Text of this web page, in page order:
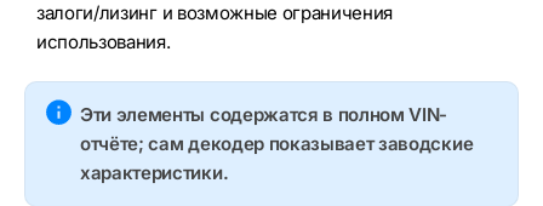
залоги/лизинг и возможные ограничения
использования.
Эти элементы содержатся в полном VIN-
отчёте; сам декодер показывает заводские
характеристики.